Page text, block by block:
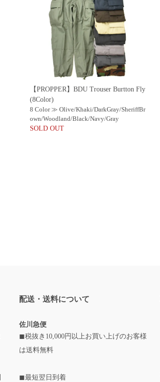
【PROPPER】BDU Trouser Burtton Fly
(8Color)
8 Color ≫ Olive/Khaki/DarkGray/SheriffBr
own/Woodland/Black/Navy/Gray
SOLD OUT
配送・送料について
佐川急便
◼税抜き10,000円以上お買い上げのお客様
は送料無料
◼最短翌日到着